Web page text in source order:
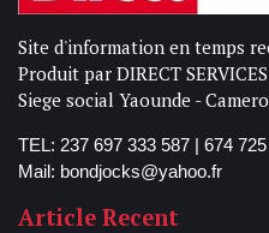
Site d'information en temps
Produit par DIRECT
Siege social Yaounde -
TEL: 237 697 333 587 | 674
Mail: bondjocks@yahoo.fr
Article Recent